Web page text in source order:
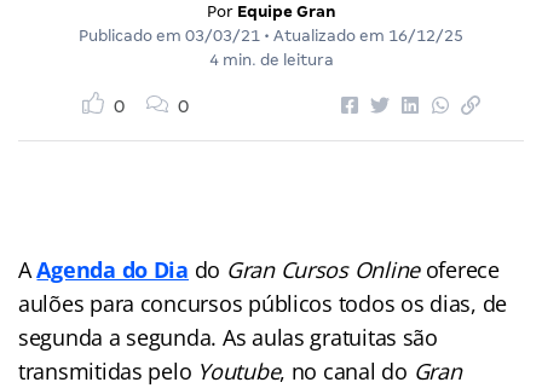
Por Equipe Gran
Publicado em 03/03/21 • Atualizado em 16/12/25
4 min. de leitura
0 0
AAgenda do Dia do Gran Cursos Online oferece
aulões para concursos públicos todos os dias, de
segunda a segunda. As aulas gratuitas são
transmitidas pelo Youtube, no canal do Gran